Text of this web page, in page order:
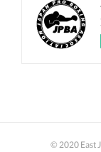
© 2020 East